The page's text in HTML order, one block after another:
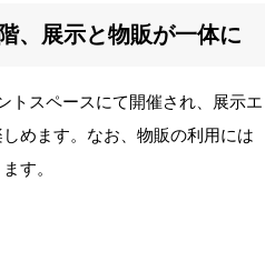
、展示と物販が一体に
トスペースにて開催され、展示エ
めます。なお、物販の利用には
す。